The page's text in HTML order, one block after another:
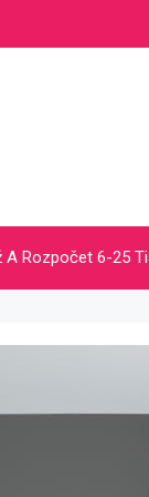
A Rozpočet 6-25